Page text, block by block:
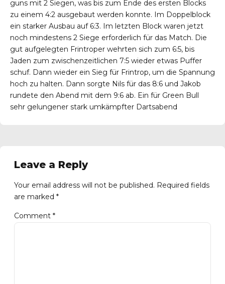
guns mit 2 Siegen, was bis zum Ende des ersten Blocks
zu einem 4:2 ausgebaut werden konnte. Im Doppelblock
ein starker Ausbau auf 6:3. Im letzten Block waren jetzt
noch mindestens 2 Siege erforderlich für das Match. Die
gut aufgelegten Frintroper wehrten sich zum 6:5, bis
Jaden zum zwischenzeitlichen 7:5 wieder etwas Puffer
schuf. Dann wieder ein Sieg für Frintrop, um die Spannung
hoch zu halten. Dann sorgte Nils für das 8:6 und Jakob
rundete den Abend mit dem 9:6 ab. Ein für Green Bull
sehr gelungener stark umkämpfter Dartsabend
Leave a Reply
Your email address will not be published. Required fields
are marked *
Comment *